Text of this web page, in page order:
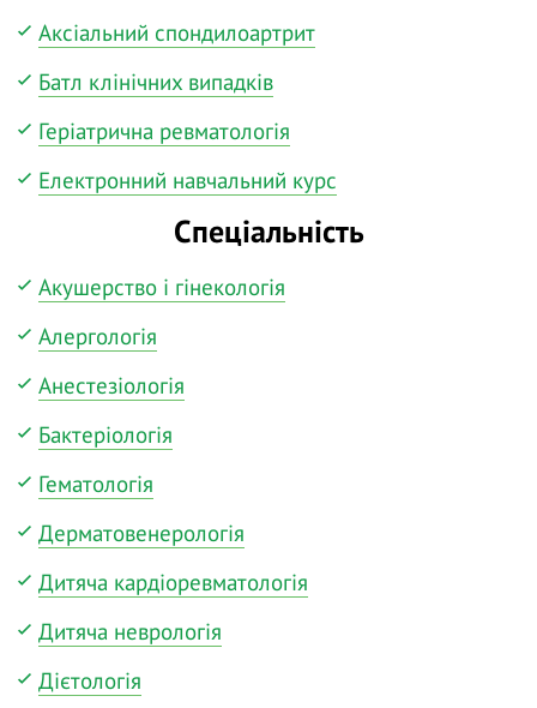
Аксіальний спондилоартрит
Батл клінічних випадків
Геріатрична ревматологія
Електронний навчальний курс
Спеціальність
Акушерство і гінекологія
Алергологія
Анестезіологія
Бактеріологія
Гематологія
Дерматовенерологія
Дитяча кардіоревматологія
Дитяча неврологія
Дієтологія